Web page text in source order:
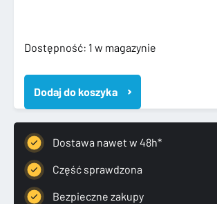
Dostępność: 1 w magazynie
ilość
T5
LIFT
ODBLASK
ZDERZAKA
PRAWY
TYLNY
7E0945106A
Dodaj do koszyka
Dostawa nawet w 48h*
Część sprawdzona
Bezpieczne zakupy